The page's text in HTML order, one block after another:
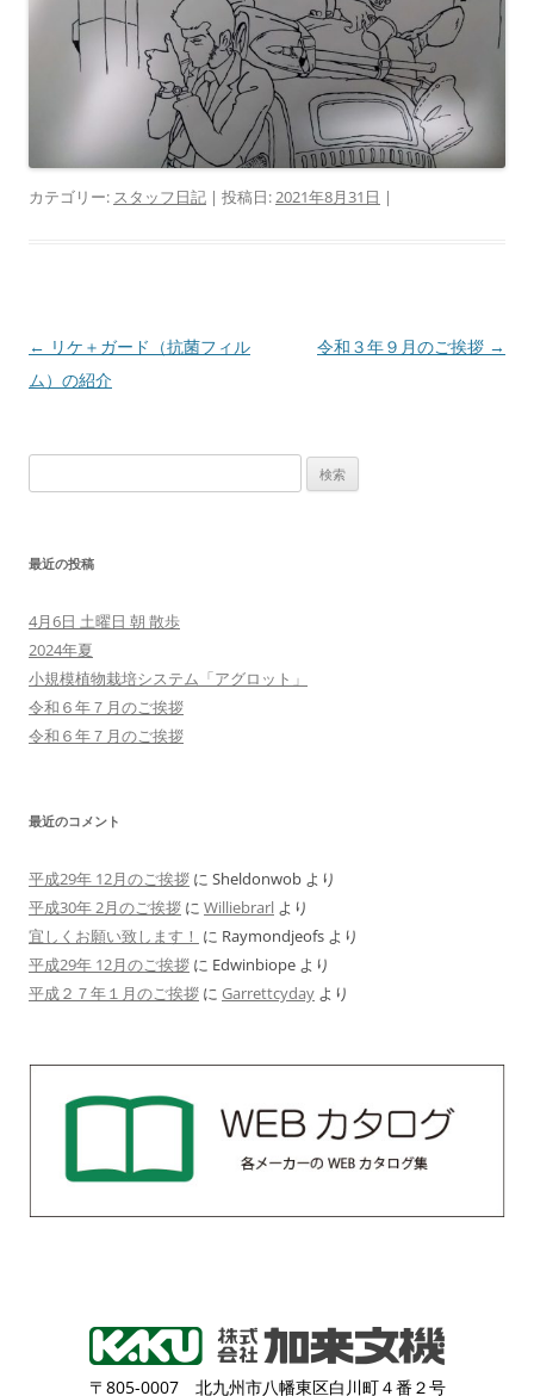
カテゴリー: スタッフ日記 | 投稿日:2021年8月31日 |
投
稿
ン
← リケ＋ガード（抗菌フィル
ム）の紹介
令和３年９月のご挨拶 →
索:
最近の投稿
4月6日 土曜日 朝 散歩
2024年夏
小規模植物栽培システム「アグロット」
令和６年７月のご挨拶
令和６年７月のご挨拶
最近のコメント
平成29年 12月のご挨拶 に Sheldonwob より
平成30年 2月のご挨拶 に Williebrarl より
宜しくお願い致します！ に Raymondjeofs より
平成29年 12月のご挨拶 に Edwinbiope より
平成２７年１月のご挨拶 に Garrettcyday より
〒805-0007 北九州市八幡東区白川町４番２号